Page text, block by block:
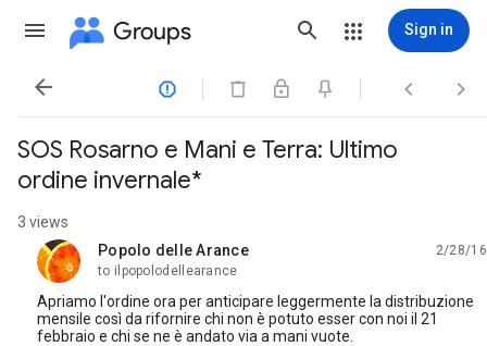
Groups Sign in
   
SOS Rosarno e Mani e Terra: Ultimo
ordine invernale*
3 views
Popolo delle Arance
unread,
2/28/16
to ilpopolodellearance
Apriamo l'ordine ora per anticipare leggermente la distribuzione
mensile così da rifornire chi non è potuto esser con noi il 21
febbraio e chi se ne è andato via a mani vuote.